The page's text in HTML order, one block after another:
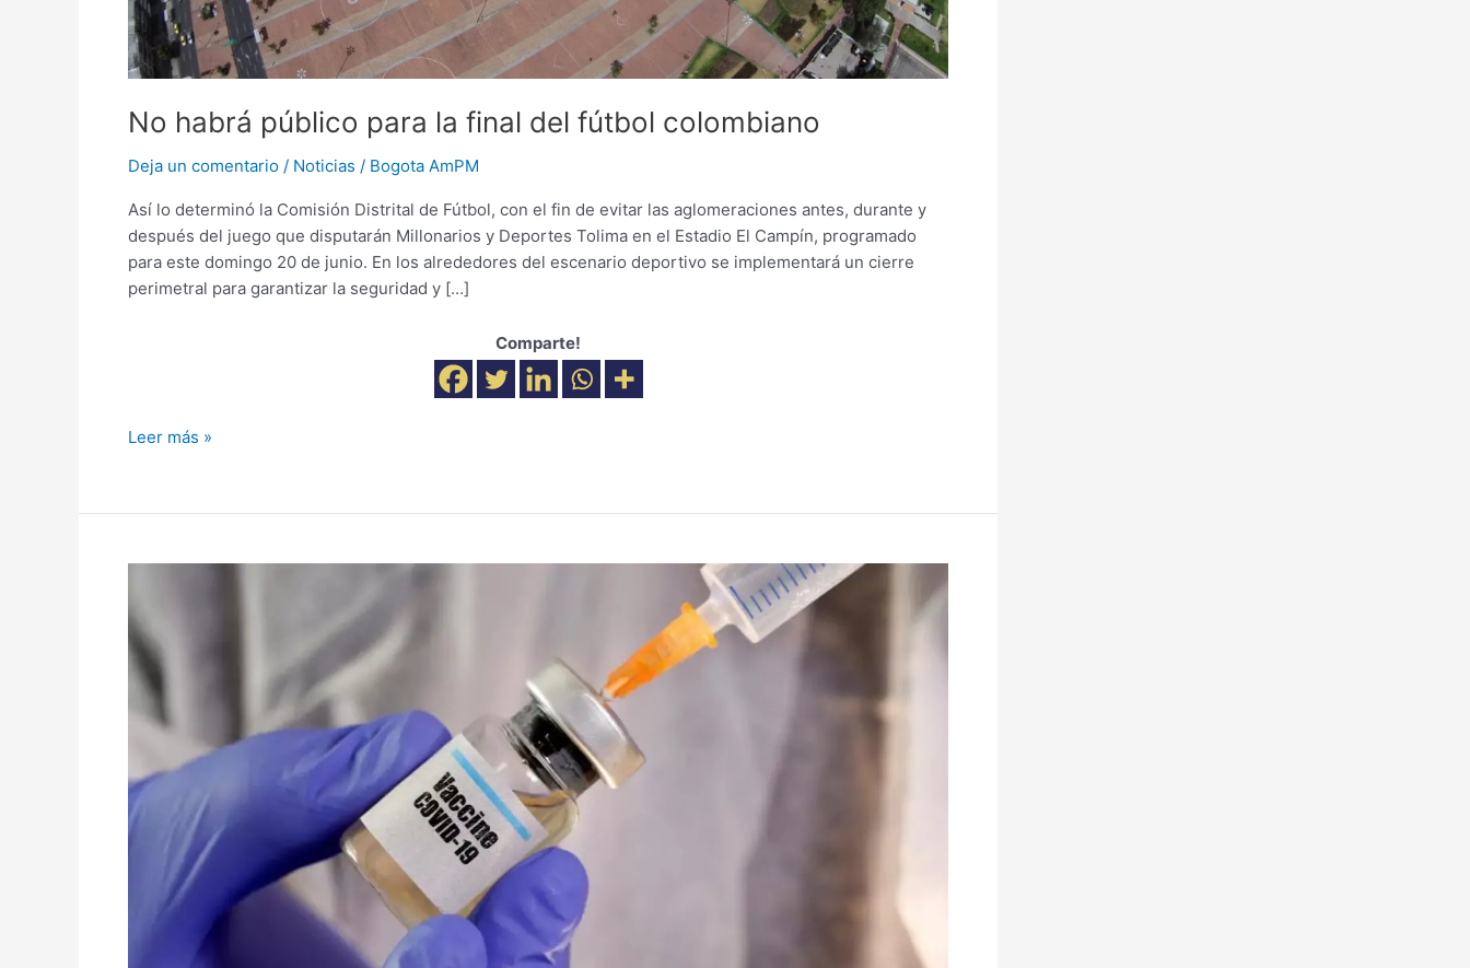
No habrá público para la final del fútbol colombiano
Deja un comentario / Noticias / Bogota AmPM
Así lo determinó la Comisión Distrital de Fútbol, con el fin de evitar las aglomeraciones antes, durante y
después del juego que disputarán Millonarios y Deportes Tolima en el Estadio El Campín, programado
para este domingo 20 de junio. En los alrededores del escenario deportivo se implementará un cierre
perimetral para garantizar la seguridad y […]
Comparte!
Leer más »
Bogotá
en
2021
vacunación
el
Covid-
19:
Claudia
López.